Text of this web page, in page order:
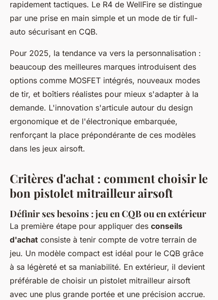
rapidement tactiques. Le R4 de WellFire se distingue
par une prise en main simple et un mode de tir full-
auto sécurisant en CQB.
Pour 2025, la tendance va vers la personnalisation :
beaucoup des meilleures marques introduisent des
options comme MOSFET intégrés, nouveaux modes
de tir, et boîtiers réalistes pour mieux s'adapter à la
demande. L'innovation s'articule autour du design
ergonomique et de l'électronique embarquée,
renforçant la place prépondérante de ces modèles
dans les jeux airsoft.
Critères d'achat : comment choisir le
bon pistolet mitrailleur airsoft
Définir ses besoins : jeu en CQB ou en extérieur
La première étape pour appliquer des conseils
d'achat consiste à tenir compte de votre terrain de
jeu. Un modèle compact est idéal pour le CQB grâce
à sa légèreté et sa maniabilité. En extérieur, il devient
préférable de choisir un pistolet mitrailleur airsoft
avec une plus grande portée et une précision accrue.